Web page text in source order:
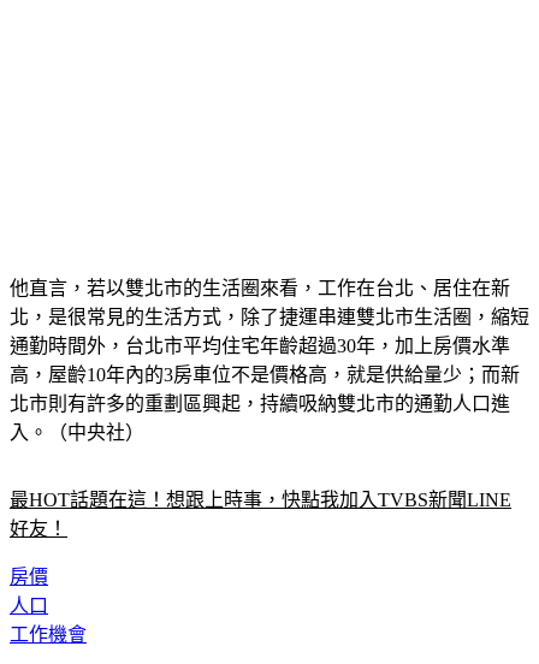
他直言，若以雙北市的生活圈來看，工作在台北、居住在新
北，是很常見的生活方式，除了捷運串連雙北市生活圈，縮短
通勤時間外，台北市平均住宅年齡超過30年，加上房價水準
高，屋齡10年內的3房車位不是價格高，就是供給量少；而新
北市則有許多的重劃區興起，持續吸納雙北市的通勤人口進
入。（中央社）
最HOT話題在這！想跟上時事，快點我加入TVBS新聞LINE
好友！
房價
人口
工作機會